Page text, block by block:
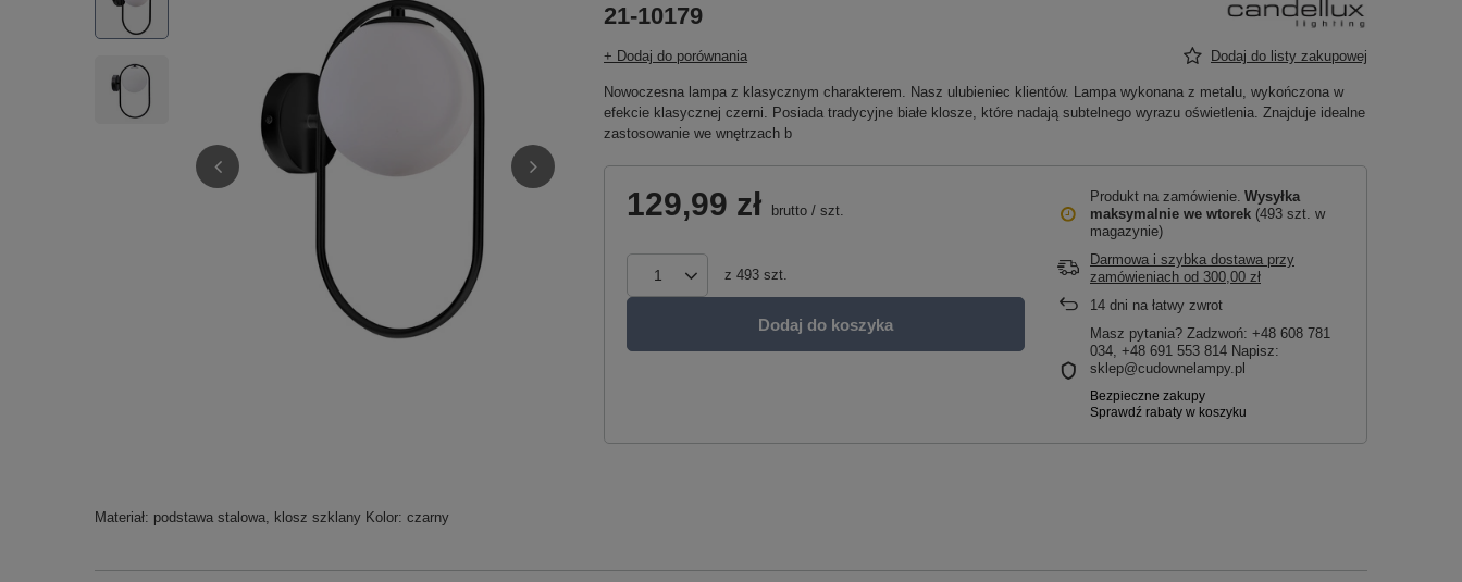
21-10179
+ Dodaj do porównania Dodaj do listy zakupowej
Nowoczesna lampa z klasycznym charakterem. Nasz ulubieniec klientów. Lampa wykonana z metalu, wykończona w
efekcie klasycznej czerni. Posiada tradycyjne białe klosze, które nadają subtelnego wyrazu oświetlenia. Znajduje idealne
zastosowanie we wnętrzach b
129,99 zł brutto / szt.
z 493 szt.
Dodaj do koszyka
Produkt na zamówienie Wysyłka
maksymalnie we wtorek (493 szt. w
magazynie)
Darmowa i szybka dostawa przy
zamówieniach od 300,00 zł
14 dni na łatwy zwrot
Masz pytania? Zadzwoń: +48 608 781
034, +48 691 553 814 Napisz:
sklep@cudownelampy.pl
Materiał: podstawa stalowa, klosz szklany Kolor: czarny